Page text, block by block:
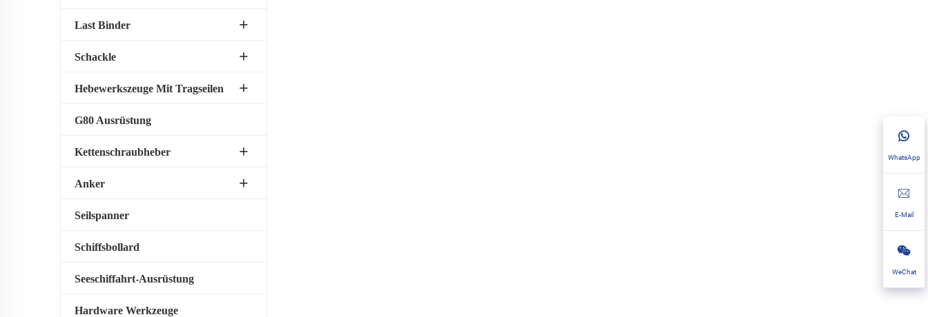
Last Binder
Schackle
Hebewerkszeuge Mit Tragseilen
G80 Ausrüstung
Kettenschraubheber
Anker
Seilspanner
Schiffsbollard
Seeschiffahrt-Ausrüstung
Hardware Werkzeuge
WhatsApp
E-Mail
WeChat